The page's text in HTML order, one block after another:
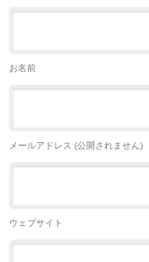
お名前
メールアドレス (公開されません)
ウェブサイト